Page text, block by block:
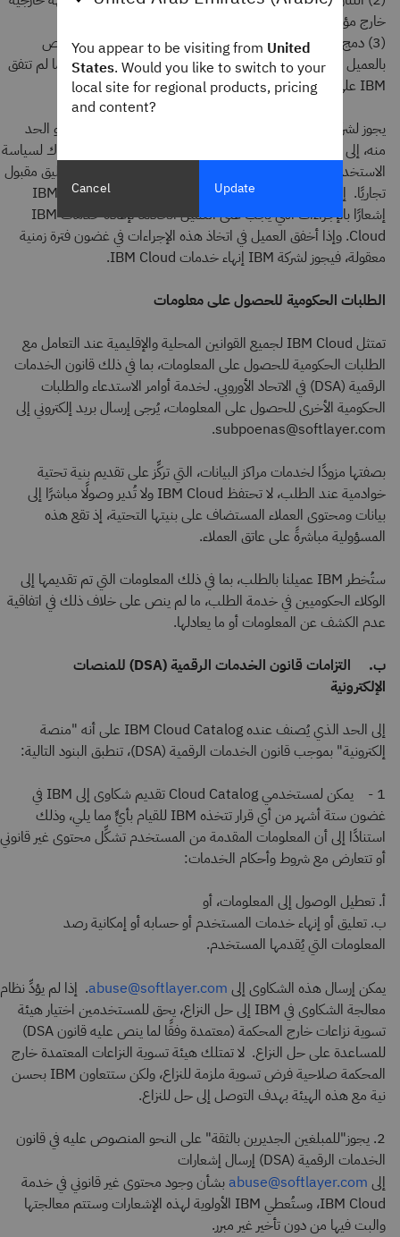
خارج مؤسسة العميل؛ أو
(3) دمج خدمة Cloud مع قيمة العميل المضافة لإنشاء حل خاص
بالعميل يحمل علامته التجارية يُسوقه العميل لعملائه النهائيين ما لم تتفق
IBM على خلاف ذلك كتابةً.
يجوز لشركة IBM تعليق استخدام العميل لخدمة IBM Cloud أو الحد
منه، إلى الحد المطلوب، إذا قررت IBM بشكل معقول وجود انتهاك لسياسة
الاستخدام المقبول (AUP). ستقدم IBM إشعارًا قبل إصدار تعليق مقبول
تجاريًا. إذا أمكن معالجة سبب التعليق بشكل معقول، فستقدم IBM
إشعارًا بالإجراءات التي يجب على العميل اتخاذها لإعادة خدمات IBM
Cloud. وإذا أخفق العميل في اتخاذ هذه الإجراءات في غضون فترة زمنية
معقولة، فيجوز لشركة IBM إنهاء خدمات IBM Cloud.
الطلبات الحكومية للحصول على معلومات
تمتثل IBM Cloud لجميع القوانين المحلية والإقليمية عند التعامل مع
الطلبات الحكومية للحصول على المعلومات، بما في ذلك قانون الخدمات
الرقمية (DSA) في الاتحاد الأوروبي. لخدمة أوامر الاستدعاء والطلبات
الحكومية الأخرى للحصول على المعلومات، يُرجى إرسال بريد إلكتروني إلى
subpoenas@softlayer.com.
بصفتها مزودًا لخدمات مراكز البيانات، التي تركِّز على تقديم بنية تحتية
خوادمية عند الطلب، لا تحتفظ IBM Cloud ولا تُدير وصولًا مباشرًا إلى
بيانات ومحتوى العملاء المستضاف على بنيتها التحتية، إذ تقع هذه
المسؤولية مباشرةً على عاتق العملاء.
ستُخطر IBM عميلنا بالطلب، بما في ذلك المعلومات التي تم تقديمها إلى
الوكلاء الحكوميين في خدمة الطلب، ما لم ينص على خلاف ذلك في اتفاقية
عدم الكشف عن المعلومات أو ما يعادلها.
ب. التزامات قانون الخدمات الرقمية (DSA) للمنصات
الإلكترونية
إلى الحد الذي يُصنف عنده IBM Cloud Catalog على أنه "منصة
إلكترونية" بموجب قانون الخدمات الرقمية (DSA)، تنطبق البنود التالية:
1 - يمكن لمستخدمي Cloud Catalog تقديم شكاوى إلى IBM في
غضون ستة أشهر من أي قرار تتخذه IBM للقيام بأيٍّ مما يلي، وذلك
استنادًا إلى أن المعلومات المقدمة من المستخدم تشكِّل محتوى غير قانوني
أو تتعارض مع شروط وأحكام الخدمات:
أ. تعطيل الوصول إلى المعلومات، أو
ب. تعليق أو إنهاء خدمات المستخدم أو حسابه أو إمكانية رصد
المعلومات التي يُقدمها المستخدم.
يمكن إرسال هذه الشكاوى إلى abuse@softlayer.com. إذا لم يؤدِّ نظام
معالجة الشكاوى في IBM إلى حل النزاع، يحق للمستخدمين اختيار هيئة
تسوية نزاعات خارج المحكمة (معتمدة وفقًا لما ينص عليه قانون DSA)
للمساعدة على حل النزاع. لا تمتلك هيئة تسوية النزاعات المعتمدة خارج
المحكمة صلاحية فرض تسوية ملزمة للنزاع، ولكن ستتعاون IBM بحسن
نية مع هذه الهيئة بهدف التوصل إلى حل للنزاع.
2. يجوز"للمبلغين الجديرين بالثقة" على النحو المنصوص عليه في قانون
الخدمات الرقمية (DSA) إرسال إشعارات
إلى abuse@softlayer.com بشأن وجود محتوى غير قانوني في خدمة
IBM Cloud، وستُعطي IBM الأولوية لهذه الإشعارات وستتم معالجتها
والبت فيها من دون تأخير غير مبرر.
You appear to be visiting from United
States. Would you like to switch to your
local site for regional products, pricing
and content?
Cancel Update